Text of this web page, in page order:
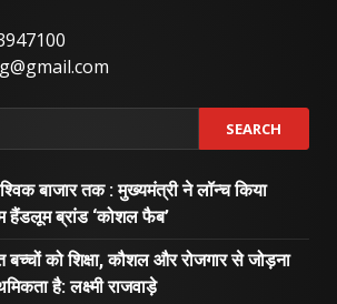
बाजार तक : मुख्यमंत्री ने लॉन्च किया
हैंडलूम ब्रांड ‘कोशल फैब’
बच्चों को शिक्षा, कौशल और रोजगार से जोड़ना
है: लक्ष्मी राजवाड़े